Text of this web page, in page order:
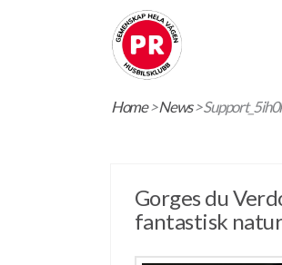
Home>News>
Gorges du
fantastisk